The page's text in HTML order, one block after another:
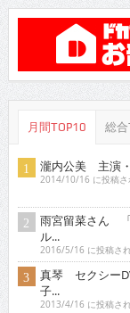
月間TOP10 総合
瀧内公美 主演
2014/10/16 に投稿さ
雨宮留菜さん
ル...
2016/5/16 に投稿さ
真琴 セクシー
子...
2013/4/16 に投稿さ